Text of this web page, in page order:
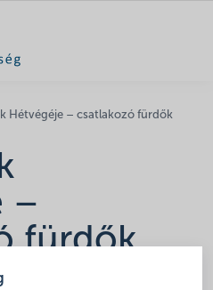
Hétvégéje – csatlakozó fürdők
–
fürdők